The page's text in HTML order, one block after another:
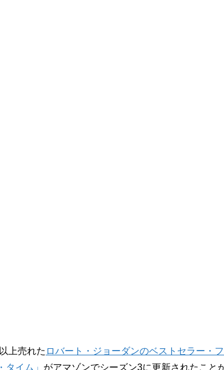
上売れた ロバート・ジョーダンのベストセラー・
タイム」 がアマゾンでシーズン3に更新されたこと